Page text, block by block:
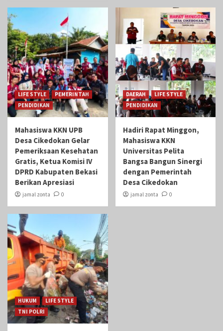
LIFE STYLE
PEMERINTAH
PENDIDIKAN
Mahasiswa KKN UPB
Desa Cikedokan Gelar
Pemeriksaan Kesehatan
Gratis, Ketua Komisi IV
DPRD Kabupaten Bekasi
Berikan Apresiasi
jamal zonta 0
DAERAH
LIFE STYLE
PENDIDIKAN
Hadiri Rapat Minggon,
Mahasiswa KKN
Universitas Pelita
Bangsa Bangun Sinergi
dengan Pemerintah
Desa Cikedokan
jamal zonta 0
HUKUM
LIFE STYLE
TNI POLRI